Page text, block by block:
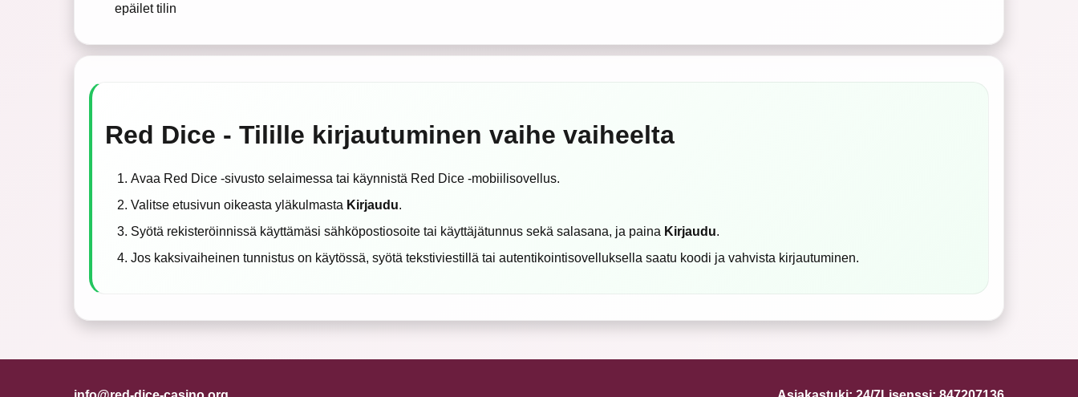
epäilet tilin
Red Dice - Tilille kirjautuminen vaihe vaiheelta
Avaa Red Dice -sivusto selaimessa tai käynnistä Red Dice -mobiilisovellus.
Valitse etusivun oikeasta yläkulmasta Kirjaudu.
Syötä rekisteröinnissä käyttämäsi sähköpostiosoite tai käyttäjätunnus sekä salasana, ja paina Kirjaudu.
Jos kaksivaiheinen tunnistus on käytössä, syötä tekstiviestillä tai autentikointisovelluksella saatu koodi ja vahvista kirjautuminen.